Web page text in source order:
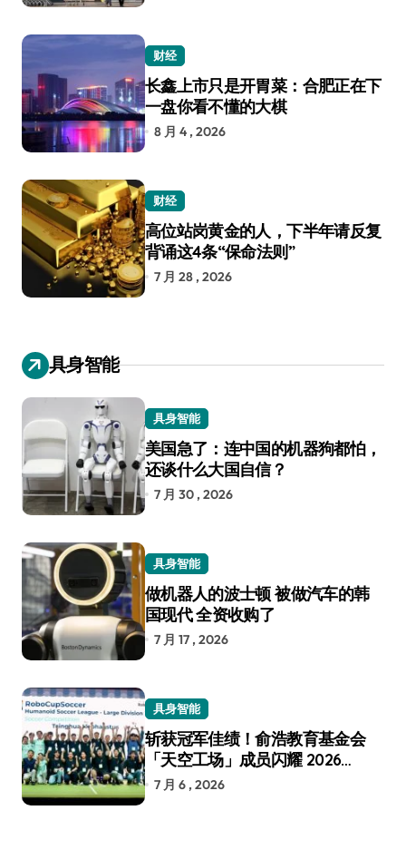
财经
长鑫上市只是开胃菜：合肥正在下
一盘你看不懂的大棋
8 月 4 , 2026
财经
高位站岗黄金的人，下半年请反复
背诵这4条“保命法则”
7 月 28 , 2026
具身智能
具身智能
美国急了：连中国的机器狗都怕，
还谈什么大国自信？
7 月 30 , 2026
具身智能
做机器人的波士顿 被做汽车的韩
国现代 全资收购了
7 月 17 , 2026
具身智能
斩获冠军佳绩！俞浩教育基金会
「天空工场」成员闪耀 2026
RoboCup 机器人世界杯
7 月 6 , 2026